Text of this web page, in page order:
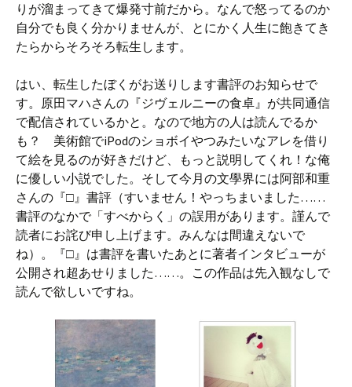
りが溜まってきて爆発寸前だから。なんで怒ってるのか
自分でも良く分かりませんが、とにかく人生に飽きてき
たらからそろそろ転生します。
はい、転生したぼくがお送りします書評のお知らせで
す。原田マハさんの『ジヴェルニーの食卓』が共同通信
で配信されているかと。なので地方の人は読んでるか
も？ 美術館でiPodのショボイやつみたいなアレを借り
て絵を見るのが好きだけど、もっと説明してくれ！な俺
に優しい小説でした。そして今月の文學界には阿部和重
さんの『□』書評（すいません！やっちまいました……
書評のなかで「すべからく」の誤用があります。謹んで
読者にお詫び申し上げます。みんなは間違えないで
ね）。『□』は書評を書いたあとに著者インタビューが
公開され超あせりました……。この作品は先入観なしで
読んで欲しいですね。